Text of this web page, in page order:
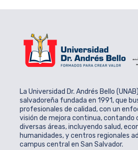
La Universidad Dr. Andrés Bello
salvadoreña fundada en 1991, que
profesionales de calidad, con un
visión de mejora continua, contando
diversas áreas, incluyendo salud,
humanidades, y centros regionales
campus central en San Salvador.